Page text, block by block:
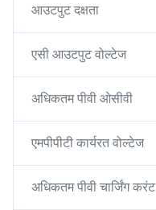
आउटपुट दक्षता
एसी आउटपुट वोल्टेज
अधिकतम पीवी ओसीवी
एमपीपीटी कार्यरत वोल्टेज
अधिकतम पीवी चार्जिंग करंट